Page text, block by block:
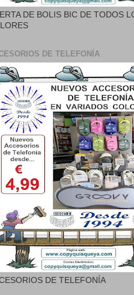
DE BOLIS BIC DE TODOS
DE TELEFONÍA
DE TELEFONÍA